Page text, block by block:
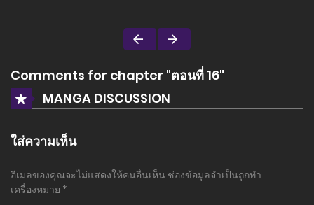
Comments for chapter "ตอนที่ 16"
MANGA DISCUSSION
ใส่ความเห็น
อีเมลของคุณจะไม่แสดงให้คนอื่นเห็น ช่องข้อมูลจำเป็นถูกทำ
เครื่องหมาย *